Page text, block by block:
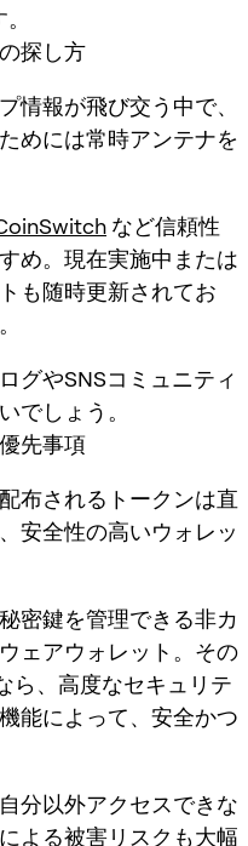
探し方
情報が飛び交う中で、
めには常時アンテナを
など信頼性
め。現在実施中または
も随時更新されてお
グやSNSコミュニティ
でしょう。
先事項
布されるトークンは直
安全性の高いウォレッ
密鍵を管理できる非カ
ェアウォレット。その
ら、高度なセキュリテ
能によって、安全かつ
分以外アクセスできな
よる被害リスクも大幅